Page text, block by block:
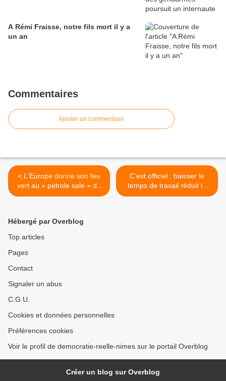
A Rémi Fraisse, notre fils mort il y a
un an
Commentaires
Ajouter un commentaire
< L'Europe donne son feu
vert au « pétrole sale » du
Canada
C’est officiel : baisser le
temps de travail réduit le
chômage - Un rapport
Hébergé par Overblog
Top articles
Pages
Contact
Signaler un abus
C.G.U.
Cookies et données personnelles
Préférences cookies
Voir le profil de democratie-reelle-nimes sur le portail Overblog
Créer un blog sur Overblog